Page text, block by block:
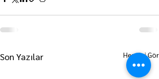
Son Yazılar Hepsini Gör